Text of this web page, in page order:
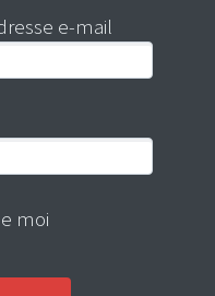
e-mail
moi